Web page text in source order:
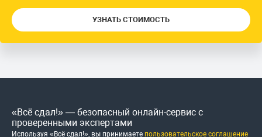
УЗНАТЬ СТОИМОСТЬ
«Всё сдал!» — безопасный онлайн-сервис с
проверенными экспертами
Используя «Всё сдал!», вы принимаете пользовательское соглашение